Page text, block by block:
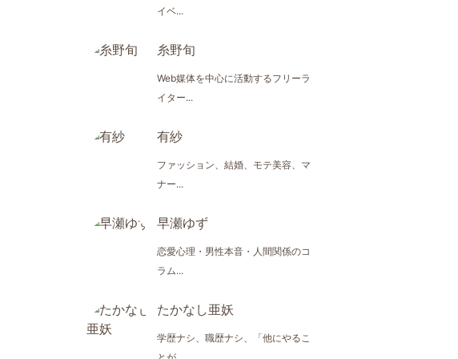
イベ...
糸野旬
Web媒体を中心に活動するフリーラ
イター...
有紗
ファッション、結婚、モテ美容、マ
ナー...
早瀬ゆず
恋愛心理・男性本音・人間関係のコ
ラム...
たかなし亜妖
学歴ナシ、職歴ナシ、「他にやるこ